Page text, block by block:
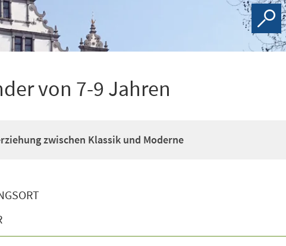
von 7-9 Jahren
zwischen Klassik und Moderne